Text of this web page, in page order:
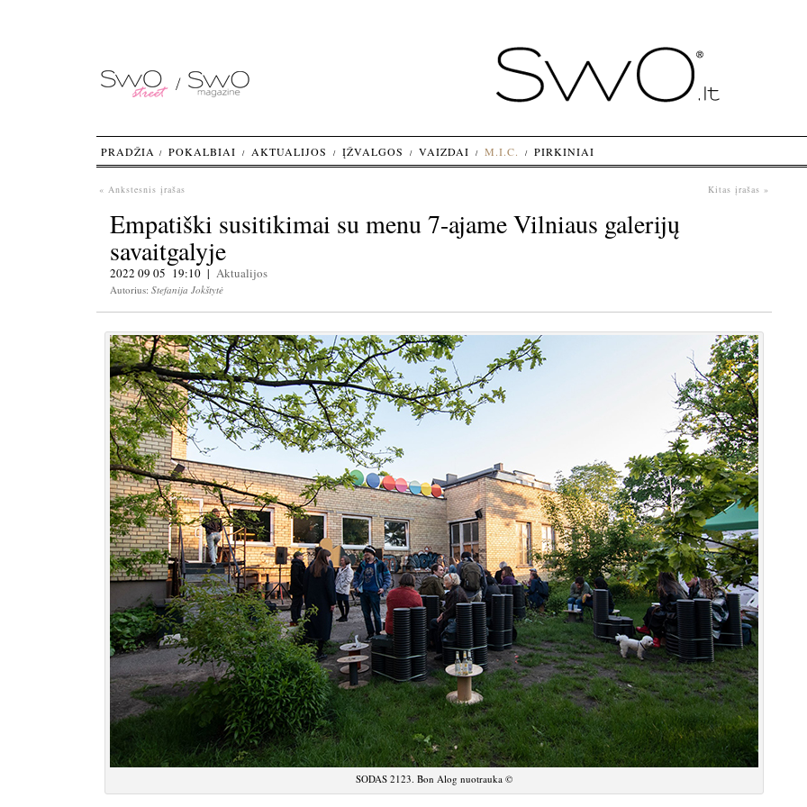
« Ankstesnis įrašas Kitas įrašas »
Empatiški susitikimai su menu 7-ajame Vilniaus galerijų
savaitgalyje
2022 09 05 19:10 | Aktualijos
Autorius: Stefanija Jokštytė
SODAS 2123. Bon Alog nuotrauka ©
PRADŽIA POKALBIAI AKTUALIJOS ĮŽVALGOS VAIZDAI M.I.C. PIRKINIAI